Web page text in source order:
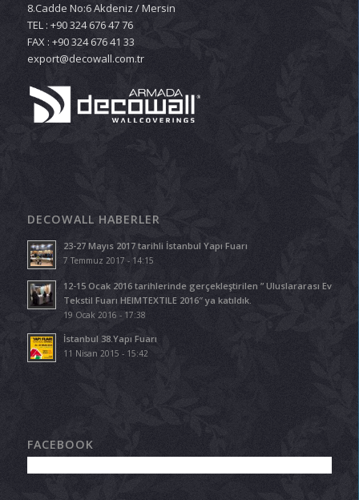
8.Cadde No:6 Akdeniz / Mersin
TEL : +90 324 676 47 76
FAX : +90 324 676 41 33
export@decowall.com.tr
DECOWALL HABERLER
23-27 Mayıs 2017 tarihli İstanbul Yapı Fuarı
7 Temmuz 2017 - 14:15
12-15 Ocak 2016 tarihlerinde gerçekleştirilen ” Uluslararası Ev
Tekstil Fuarı HEIMTEXTILE 2016″ ya katıldık.
19 Ocak 2016 - 17:38
İstanbul 38.Yapı Fuarı
11 Nisan 2015 - 15:42
FACEBOOK